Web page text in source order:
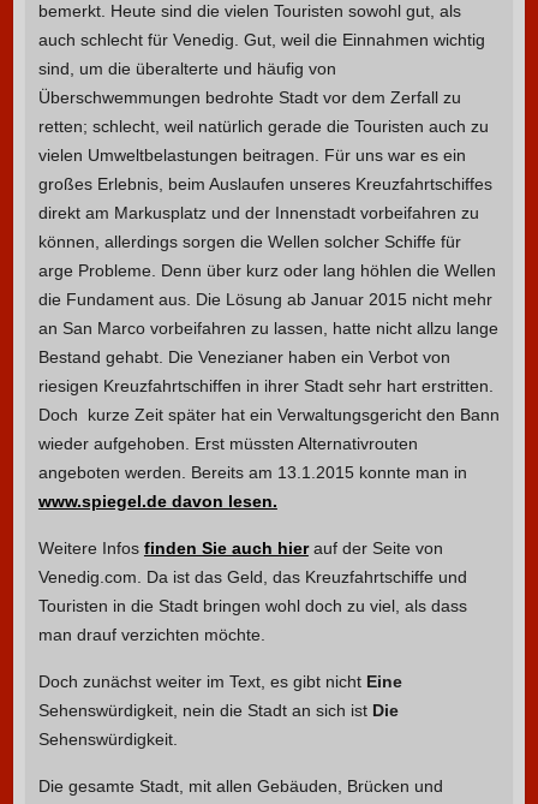
bemerkt. Heute sind die vielen Touristen sowohl gut, als
auch schlecht für Venedig. Gut, weil die Einnahmen wichtig
sind, um die überalterte und häufig von
Überschwemmungen bedrohte Stadt vor dem Zerfall zu
retten; schlecht, weil natürlich gerade die Touristen auch zu
vielen Umweltbelastungen beitragen. Für uns war es ein
großes Erlebnis, beim Auslaufen unseres Kreuzfahrtschiffes
direkt am Markusplatz und der Innenstadt vorbeifahren zu
können, allerdings sorgen die Wellen solcher Schiffe für
arge Probleme. Denn über kurz oder lang höhlen die Wellen
die Fundament aus. Die Lösung ab Januar 2015 nicht mehr
an San Marco vorbeifahren zu lassen, hatte nicht allzu lange
Bestand gehabt. Die Venezianer haben ein Verbot von
riesigen Kreuzfahrtschiffen in ihrer Stadt sehr hart erstritten.
Doch kurze Zeit später hat ein Verwaltungsgericht den Bann
wieder aufgehoben. Erst müssten Alternativrouten
angeboten werden. Bereits am 13.1.2015 konnte man in
www.spiegel.de davon lesen.
Weitere Infos finden Sie auch hierauf der Seite von
Venedig.com. Da ist das Geld, das Kreuzfahrtschiffe und
Touristen in die Stadt bringen wohl doch zu viel, als dass
man drauf verzichten möchte.
Doch zunächst weiter im Text, es gibt nicht Eine
Sehenswürdigkeit, nein die Stadt an sich ist Die
Sehenswürdigkeit.
Die gesamte Stadt, mit allen Gebäuden, Brücken und